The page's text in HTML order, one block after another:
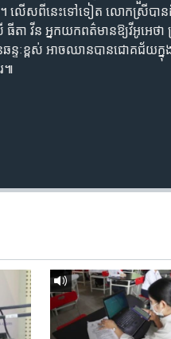
លើសពីនេះទៅទៀត លោកស្រីបានដឹ
តា វីន អ្នកយកពត៌មានឱ្យវីអូអេថា
នឆន្ទៈខ្ពស់ អាចឈានបានជោគជ័យ
៕